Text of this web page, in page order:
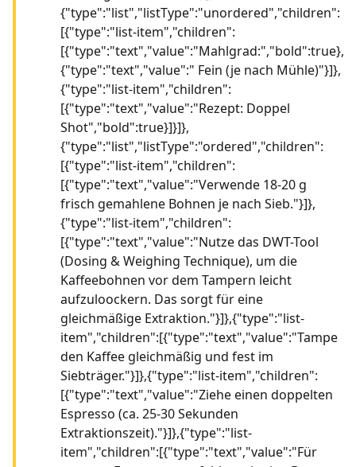
{"type":"list","listType":"unordered","children":
[{"type":"list-item","children":
[{"type":"text","value":"Mahlgrad:","bold":true},
{"type":"text","value":" Fein (je nach Mühle)"}]},
{"type":"list-item","children":
[{"type":"text","value":"Rezept: Doppel
Shot","bold":true}]}]},
{"type":"list","listType":"ordered","children":
[{"type":"list-item","children":
[{"type":"text","value":"Verwende 18-20 g
frisch gemahlene Bohnen je nach Sieb."}]},
{"type":"list-item","children":
[{"type":"text","value":"Nutze das DWT-Tool
(Dosing & Weighing Technique), um die
Kaffeebohnen vor dem Tampern leicht
aufzuloockern. Das sorgt für eine
gleichmäßige Extraktion."}]},{"type":"list-
item","children":[{"type":"text","value":"Tampe
den Kaffee gleichmäßig und fest im
Siebträger."}]},{"type":"list-item","children":
[{"type":"text","value":"Ziehe einen doppelten
Espresso (ca. 25-30 Sekunden
Extraktionszeit)."}]},{"type":"list-
item","children":[{"type":"text","value":"Für